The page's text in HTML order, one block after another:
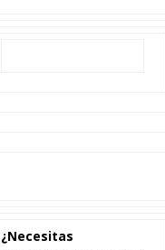
¿Necesitas